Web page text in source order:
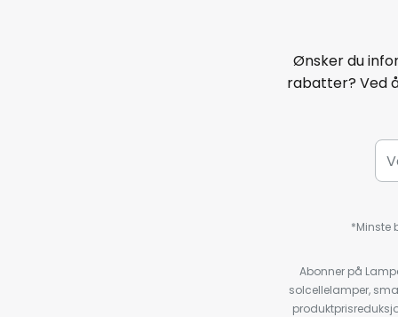
Ønsker du
rabatter? Ved
*Minste
Abonner på
solcellelamper,